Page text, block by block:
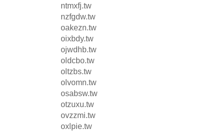
ntmxfj.tw
nzfgdw.tw
oakezn.tw
oixbdy.tw
ojwdhb.tw
oldcbo.tw
oltzbs.tw
olvomn.tw
osabsw.tw
otzuxu.tw
ovzzmi.tw
oxlpie.tw